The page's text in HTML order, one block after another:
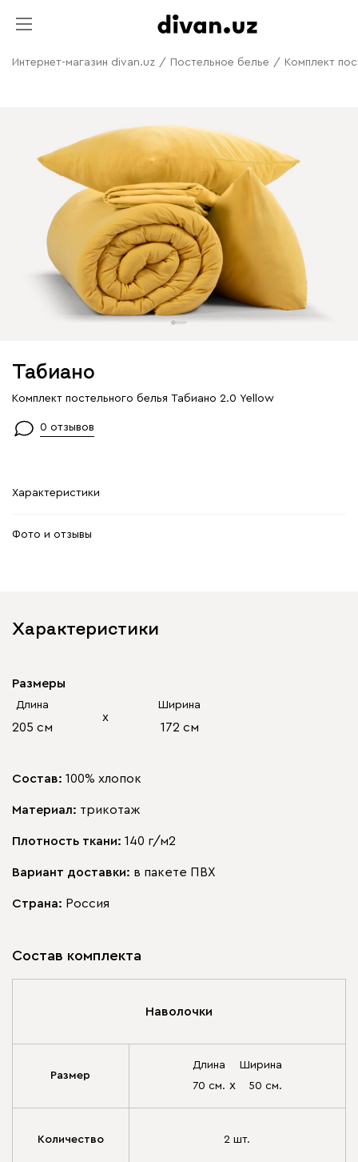
Интернет-магазин divan.uz / Постельное белье / Комплект
Табиано
Комплект постельного белья Табиано 2.0 Yellow
0 отзывов
Характеристики
Фото и отзывы
Характеристики
Размеры
Длина
205 см
х
Ширина
172 см
Состав: 100% хлопок
Материал: трикотаж
Плотность ткани: 140 г/м2
Вариант доставки: в пакете ПВХ
Страна: Россия
Состав комплекта
Наволочки
Размер
Длина
70 см. х
Ширина
50 см.
Количество 2 шт.